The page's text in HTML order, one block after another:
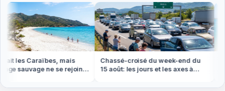
les Caraïbes, mais
sauvage ne se rejoint
Chassé-croisé du week-end du
15 août: les jours et les axes à